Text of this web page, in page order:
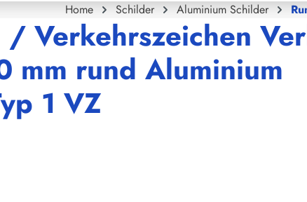
Home Schilder Aluminium Schilder
/ Verkehrszeichen
mm rund Aluminium
1 VZ